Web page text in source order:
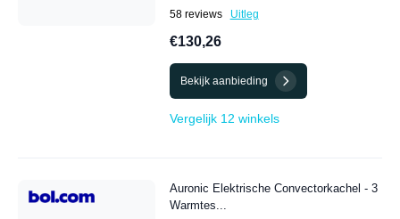
58 reviews Uitleg
€130,26
Bekijk aanbieding
Vergelijk 12 winkels
Auronic Elektrische Convectorkachel - 3
Warmtes...